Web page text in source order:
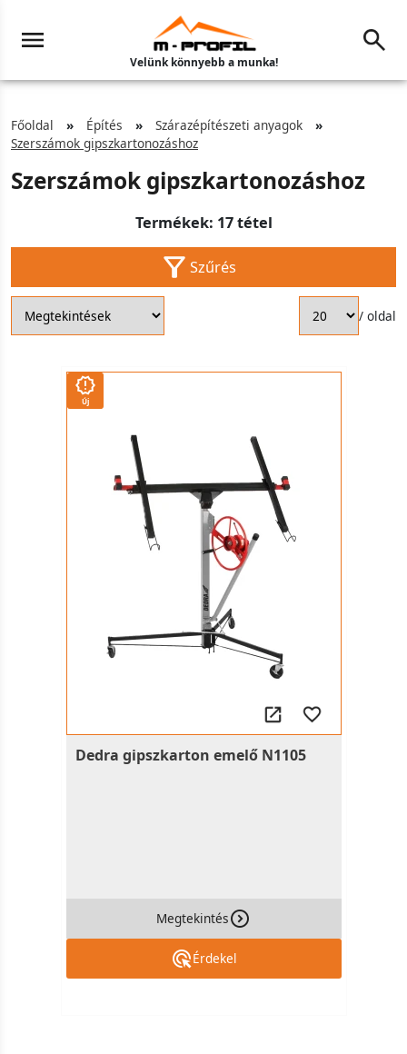
Velünk könnyebb a munka!
Főoldal Építés
Szárazépítészeti anyagok
Szerszámok gipszkartonozáshoz
Szerszámok gipszkartonozáshoz
Termékek: 17 tétel
Szűrés
/ oldal
Új
Dedra gipszkarton emelő N1105
Megtekintés
Érdekel